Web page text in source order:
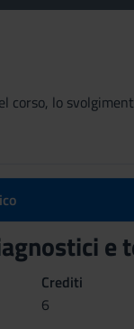
corso, lo
Crediti
6